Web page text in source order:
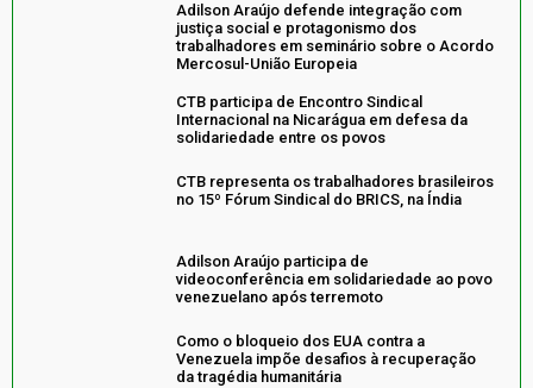
Adilson Araújo defende integração com
justiça social e protagonismo dos
trabalhadores em seminário sobre o Acordo
Mercosul-União Europeia
CTB participa de Encontro Sindical
Internacional na Nicarágua em defesa da
solidariedade entre os povos
CTB representa os trabalhadores brasileiros
no 15º Fórum Sindical do BRICS, na Índia
Adilson Araújo participa de
videoconferência em solidariedade ao povo
venezuelano após terremoto
Como o bloqueio dos EUA contra a
Venezuela impõe desafios à recuperação
da tragédia humanitária